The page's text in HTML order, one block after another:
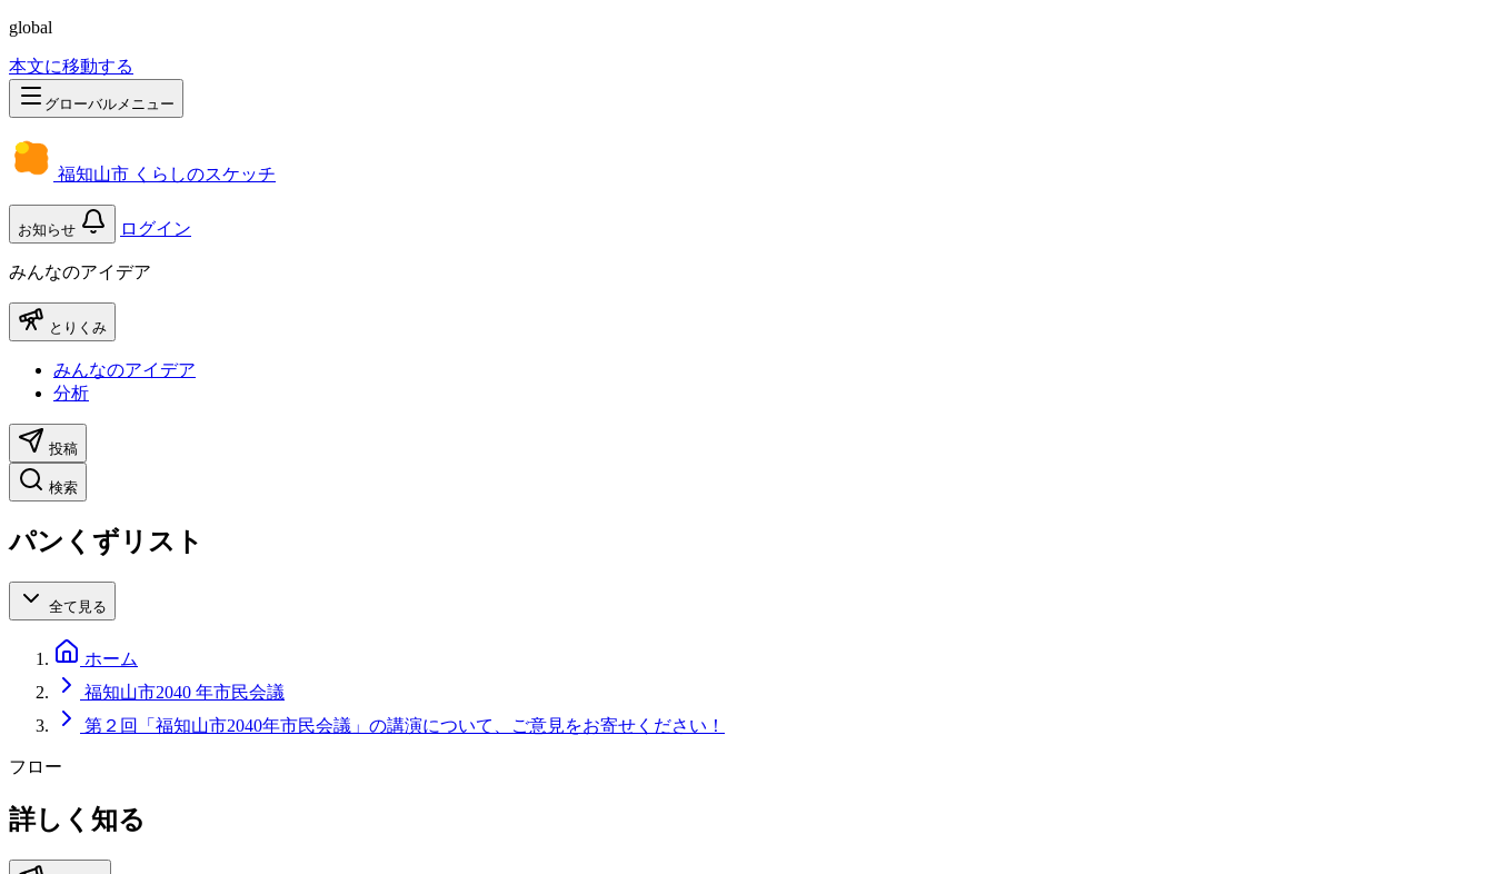
global
本文に移動する
グローバルメニュー
福知山市 くらしのスケッチ
お知らせ ログイン
みんなのアイデア
とりくみ
みんなのアイデア
分析
投稿
検索
パンくずリスト
全て見る
ホーム
福知山市2040 年市民会議
第２回「福知山市2040年市民会議」の講演について、ご意見をお寄せください！
フロー
詳しく知る